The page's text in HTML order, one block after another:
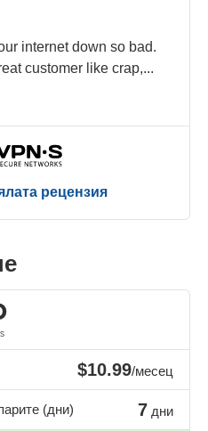
internet down so bad.
customer like crap,...
рецензия
$10.99/месец
(дни) 7 дни